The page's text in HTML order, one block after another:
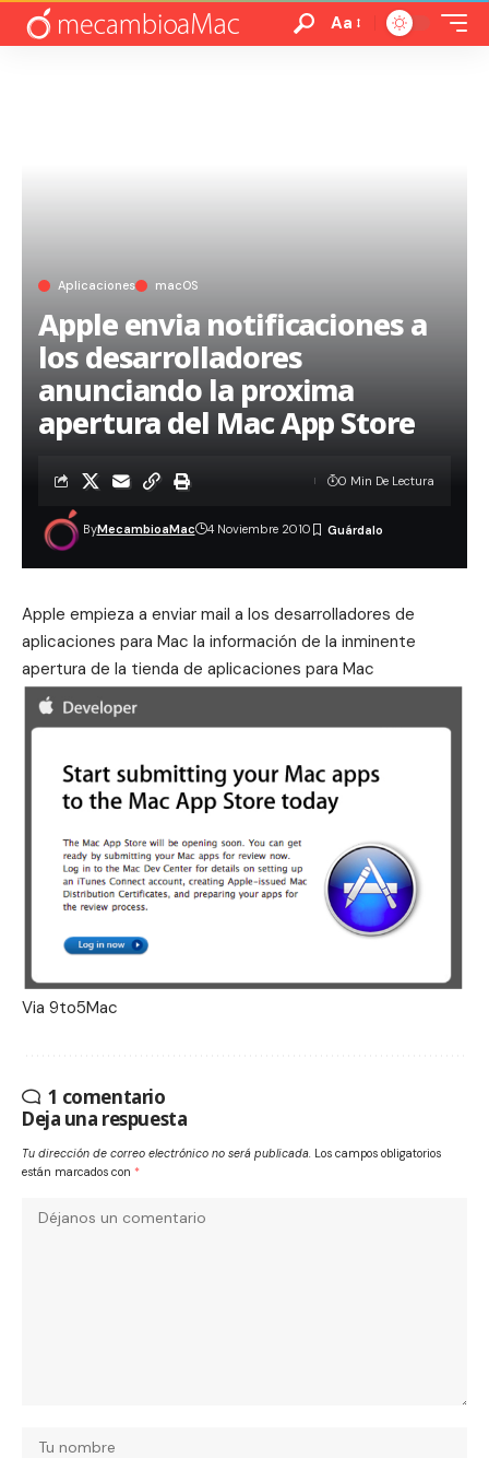
Aa
Aplicaciones macOS
Apple envia notificaciones a
los desarrolladores
anunciando la proxima
apertura del Mac App Store
ByMecambioaMac 4 Noviembre 2010
0 Min De Lectura
Apple empieza a enviar mail a los desarrolladores de
aplicaciones para Mac la información de la inminente
apertura de la tienda de aplicaciones para Mac
Via 9to5Mac
1 comentario
Deja una respuesta
Tu dirección de correo electrónico no será publicada. Los campos obligatorios
están marcados con *